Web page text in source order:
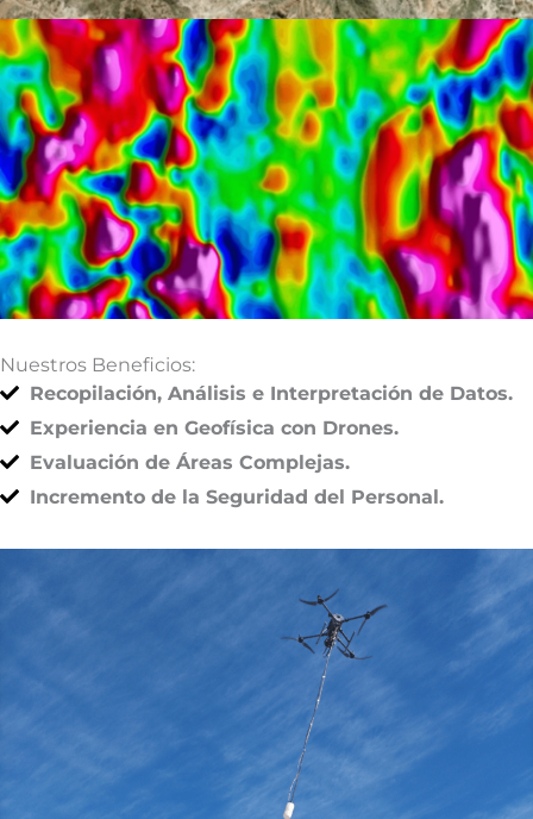
Nuestros Beneficios:
Recopilación, Análisis e Interpretación de Datos.
Experiencia en Geofísica con Drones.
Evaluación de Áreas Complejas.
Incremento de la Seguridad del Personal.